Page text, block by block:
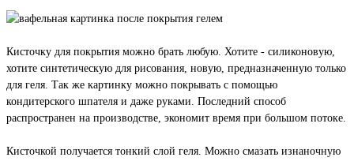
Кисточку для покрытия можно брать любую. Хотите - силиконовую,
хотите синтетическую для рисования, новую, предназначенную только
для геля. Так же картинку можно покрывать с помощью
кондитерского шпателя и даже руками. Последний способ
распространен на производстве, экономит время при большом потоке.
Кисточкой получается тонкий слой геля. Можно смазать изнаночную